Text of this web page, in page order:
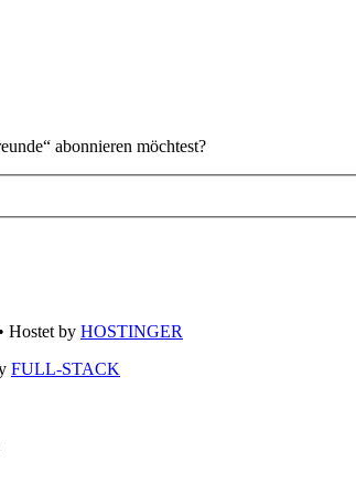
abonnieren möchtest?
• Hostet by HOSTINGER
FULL-STACK